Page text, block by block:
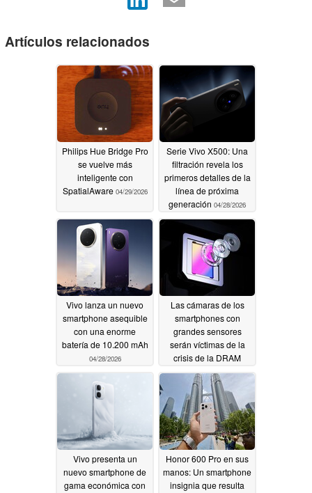
Artículos relacionados
Philips Hue Bridge Pro
se vuelve más
inteligente con
SpatialAware 04/29/2026
Serie Vivo X500: Una
filtración revela los
primeros detalles de la
línea de próxima
generación 04/28/2026
Vivo lanza un nuevo
smartphone asequible
con una enorme
batería de 10.200 mAh
04/28/2026
Las cámaras de los
smartphones con
grandes sensores
serán víctimas de la
crisis de la DRAM
04/27/2026
Vivo presenta un
nuevo smartphone de
gama económica con
Honor 600 Pro en sus
manos: Un smartphone
insignia que resulta